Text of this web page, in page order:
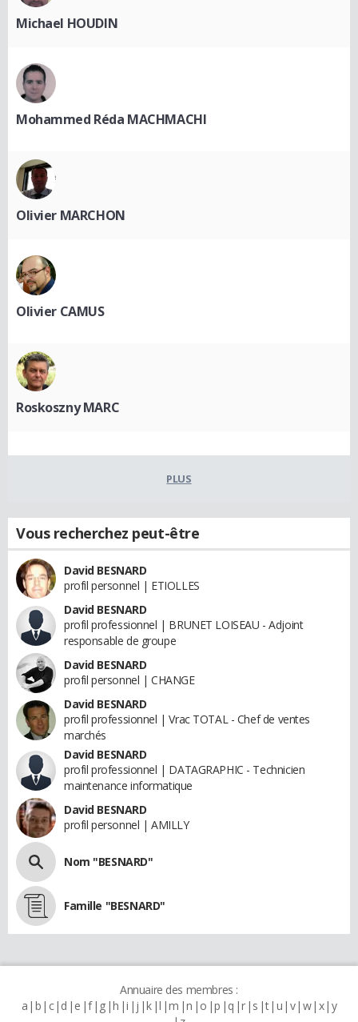
Michael HOUDIN
Mohammed Réda MACHMACHI
Olivier MARCHON
Olivier CAMUS
Roskoszny MARC
PLUS
Vous recherchez peut-être
David BESNARD
profil personnel | ETIOLLES
David BESNARD
profil professionnel | BRUNET LOISEAU - Adjoint
responsable de groupe
David BESNARD
profil personnel | CHANGE
David BESNARD
profil professionnel | Vrac TOTAL - Chef de ventes
marchés
David BESNARD
profil professionnel | DATAGRAPHIC - Technicien
maintenance informatique
David BESNARD
profil personnel | AMILLY
Nom "BESNARD"
Famille "BESNARD"
Annuaire des membres :
a b c d e f g h i j k l m n o p q r s t u v w x y